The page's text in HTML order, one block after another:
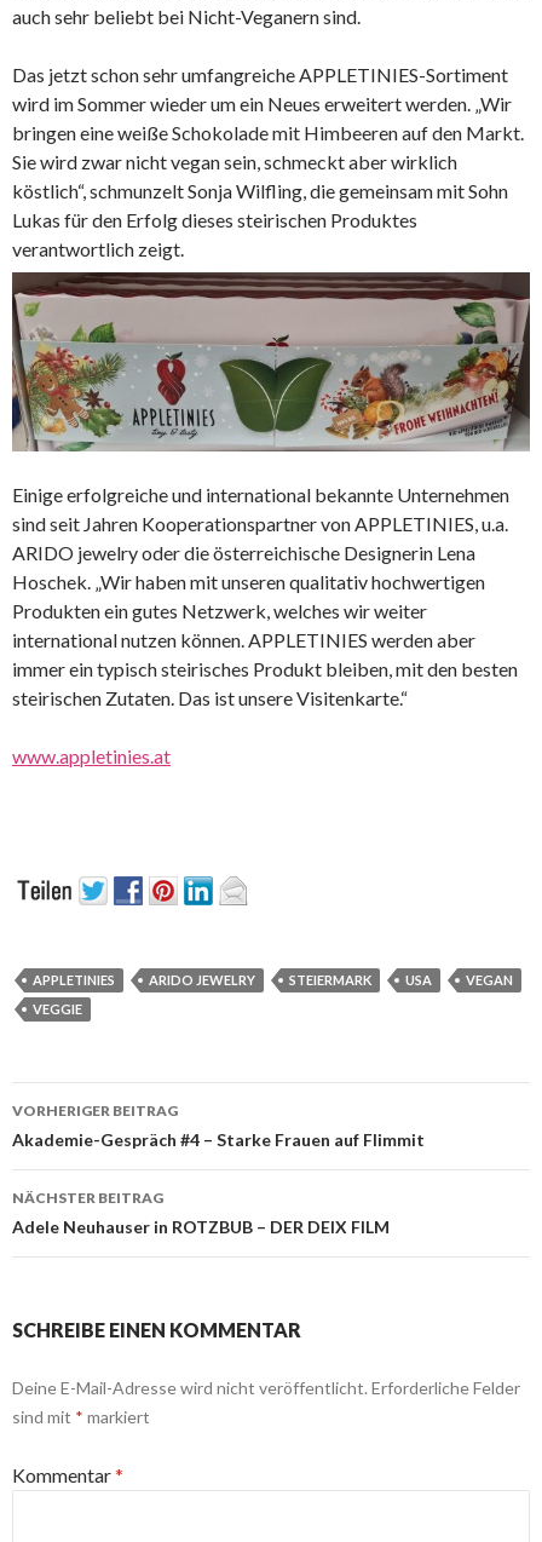
auch sehr beliebt bei Nicht-Veganern sind.
Das jetzt schon sehr umfangreiche APPLETINIES-Sortiment
wird im Sommer wieder um ein Neues erweitert werden. „Wir
bringen eine weiße Schokolade mit Himbeeren auf den Markt.
Sie wird zwar nicht vegan sein, schmeckt aber wirklich
köstlich“, schmunzelt Sonja Wilfling, die gemeinsam mit Sohn
Lukas für den Erfolg dieses steirischen Produktes
verantwortlich zeigt.
Einige erfolgreiche und international bekannte Unternehmen
sind seit Jahren Kooperationspartner von APPLETINIES, u.a.
ARIDO jewelry oder die österreichische Designerin Lena
Hoschek. „Wir haben mit unseren qualitativ hochwertigen
Produkten ein gutes Netzwerk, welches wir weiter
international nutzen können. APPLETINIES werden aber
immer ein typisch steirisches Produkt bleiben, mit den besten
steirischen Zutaten. Das ist unsere Visitenkarte.“
www.appletinies.at
APPLETINIES ARIDO JEWELRY STEIERMARK USA
VEGAN
VEGGIE
Beitrags-
Navigation
VORHERIGER BEITRAG
Akademie-Gespräch #4 – Starke Frauen auf Flimmit
NÄCHSTER BEITRAG
Adele Neuhauser in ROTZBUB – DER DEIX FILM
SCHREIBE EINEN KOMMENTAR
Deine E-Mail-Adresse wird nicht veröffentlicht. Erforderliche Felder
sind mit * markiert
Kommentar*